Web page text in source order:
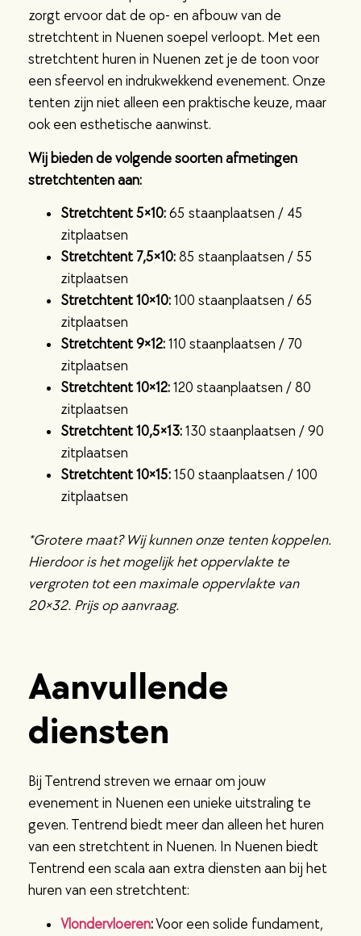
zorgt ervoor dat de op- en afbouw van de
stretchtent in Nuenen soepel verloopt. Met een
stretchtent huren in Nuenen zet je de toon voor
een sfeervol en indrukwekkend evenement. Onze
tenten zijn niet alleen een praktische keuze, maar
ook een esthetische aanwinst.
Wij bieden de volgende soorten afmetingen
stretchtenten aan:
Stretchtent 5×10:65 staanplaatsen / 45
zitplaatsen
Stretchtent 7,5×10:85 staanplaatsen / 55
zitplaatsen
Stretchtent 10×10:100 staanplaatsen / 65
zitplaatsen
Stretchtent 9×12:110 staanplaatsen / 70
zitplaatsen
Stretchtent 10×12:120 staanplaatsen / 80
zitplaatsen
Stretchtent 10,5×13:130 staanplaatsen / 90
zitplaatsen
Stretchtent 10×15:150 staanplaatsen / 100
zitplaatsen
*Grotere maat? Wij kunnen onze tenten koppelen.
Hierdoor is het mogelijk het oppervlakte te
vergroten tot een maximale oppervlakte van
20×32. Prijs op aanvraag.
Aanvullende
diensten
Bij Tentrend streven we ernaar om jouw
evenement in Nuenen een unieke uitstraling te
geven. Tentrend biedt meer dan alleen het huren
van een stretchtent in Nuenen. In Nuenen biedt
Tentrend een scala aan extra diensten aan bij het
huren van een stretchtent:
Vlondervloeren:Voor een solide fundament,